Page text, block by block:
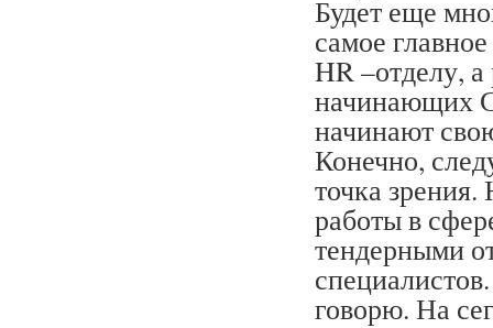
Будет еще
самое
HR –отделу,
начинающих
начинают
Конечно,
точка
работы в
тендерными
говорю. На